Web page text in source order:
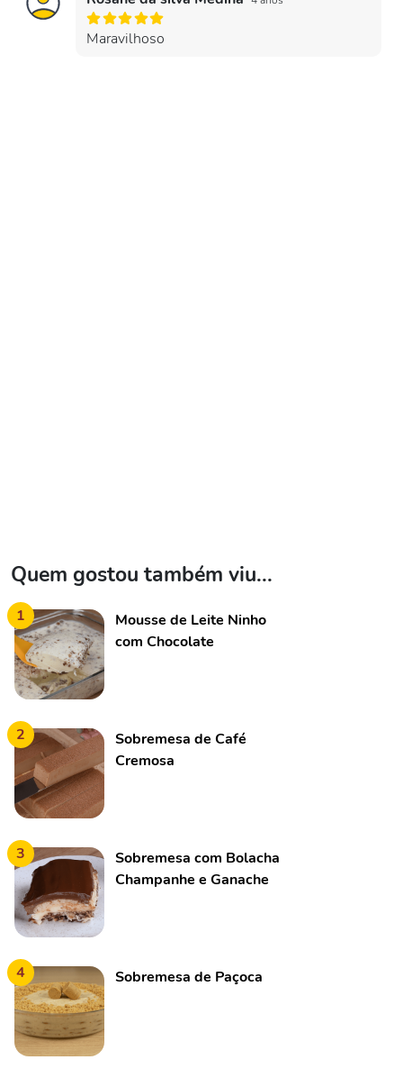
Maravilhoso
Quem gostou também viu...
1
Mousse de Leite Ninho
com Chocolate
2
Sobremesa de Café
Cremosa
3
Sobremesa com Bolacha
Champanhe e Ganache
4 Sobremesa de Paçoca